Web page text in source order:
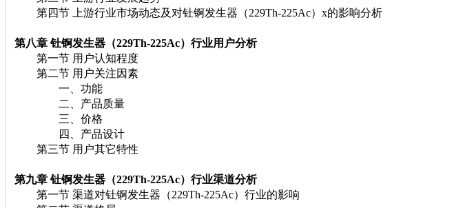
第四节 上游行业市场动态及对钍锕发生器（229Th-225Ac）x的影响分析
第八章 钍锕发生器（229Th-225Ac）行业用户分析
第一节 用户认知程度
第二节 用户关注因素
一、功能
二、产品质量
三、价格
四、产品设计
第三节 用户其它特性
第九章 钍锕发生器（229Th-225Ac）行业渠道分析
第一节 渠道对钍锕发生器（229Th-225Ac）行业的影响